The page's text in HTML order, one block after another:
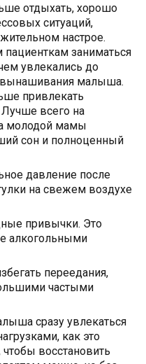
отдыхать, хорошо
ситуаций,
настрое.
заниматься
увлекались до
малыша.
привлекать
Лучше всего на
молодой мамы
сон и полноценный
давление после
на свежем воздухе
привычки. Это
алкогольными
переедания,
частыми
сразу увлекаться
как это
восстановить